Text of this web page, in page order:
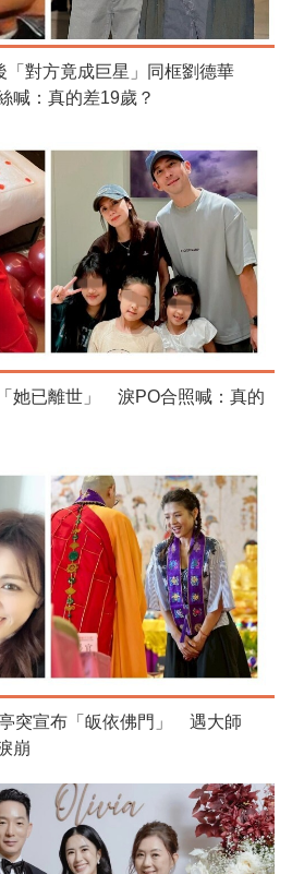
「對方竟成巨星」同框劉德華
喊：真的差19歲？
她已離世」 淚PO合照喊：真的
突宣布「皈依佛門」 遇大師
崩